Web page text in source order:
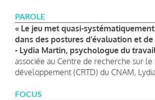
PAROLE
« Le jeu met quasi-
dans des postures d’évaluation et
- Lydia Martin, psychologue du
associée au Centre de recherche sur
développement (CRTD) du CNAM,
FOCUS